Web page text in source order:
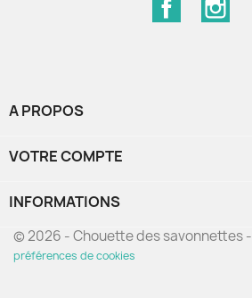
A PROPOS
VOTRE COMPTE
INFORMATIONS
© 2026 - Chouette des savonnettes -
préférences de cookies